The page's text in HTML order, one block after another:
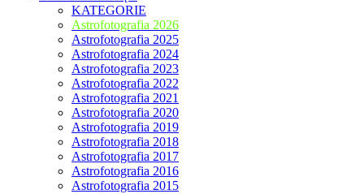
KATEGORIE
Astrofotografia 2026
Astrofotografia 2025
Astrofotografia 2024
Astrofotografia 2023
Astrofotografia 2022
Astrofotografia 2021
Astrofotografia 2020
Astrofotografia 2019
Astrofotografia 2018
Astrofotografia 2017
Astrofotografia 2016
Astrofotografia 2015